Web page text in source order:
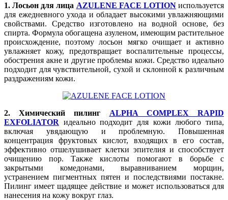
1. Лосьон для лица AZULENE FACE LOTIONиспользуется
для ежедневного ухода и обладает высокими увлажняющими
свойствами. Средство изготовлено на водной основе, без
спирта. Формула обогащена азуленом, имеющим растительное
происхождение, поэтому лосьон мягко очищает и активно
увлажняет кожу, предотвращает воспалительные процессы,
обострения акне и другие проблемы кожи. Средство идеально
подходит для чувствительной, сухой и склонной к различным
раздражениям кожи.
2. Химический пилинг ALPHA COMPLEX RAPID
EXFOLIATOR идеально подходит для кожи любого типа,
включая увядающую и проблемную. Повышенная
концентрация фруктовых кислот, входящих в его состав,
эффективно отшелушивает клетки эпителия и способствует
очищению пор. Также кислоты помогают в борьбе с
закрытыми комедонами, выравниванием морщин,
устранением пигментных пятен и последствиями постакне.
Пилинг имеет щадящее действие и может использоваться для
нанесения на кожу вокруг глаз.